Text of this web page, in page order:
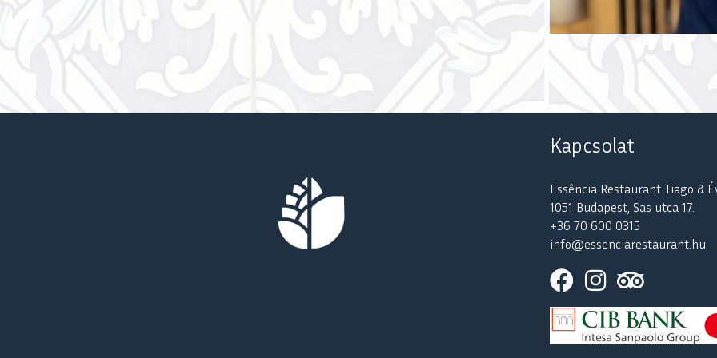
Kapcsolat
Essência Restaurant Tiago &
1051 Budapest, Sas utca 17.
+36 70 600 0315
info@essenciarestaurant.hu